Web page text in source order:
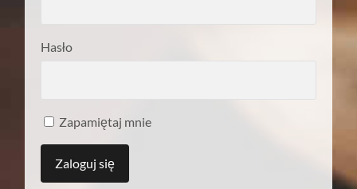
Hasło
Zapamiętaj mnie